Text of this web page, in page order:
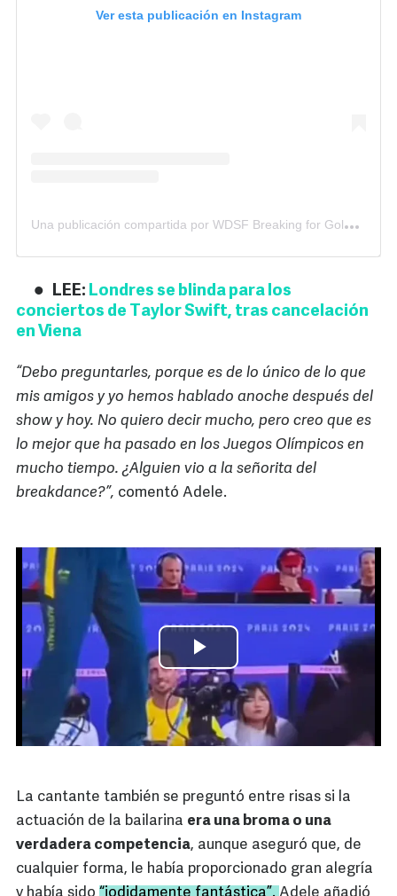
Ver esta publicación en Instagram
U
na publicación compartida por WDSF Breaking for Gold (@_breakingforgold)
LEE: Londres se blinda para los
conciertos de Taylor Swift, tras cancelación
en Viena
“Debo preguntarles, porque es de lo único de lo que
mis amigos y yo hemos hablado anoche después del
show y hoy. No quiero decir mucho, pero creo que es
lo mejor que ha pasado en los Juegos Olímpicos en
mucho tiempo. ¿Alguien vio a la señorita del
breakdance?”, comentó Adele.
La cantante también se preguntó entre risas si la
actuación de la bailarina era una broma o una
verdadera competencia, aunque aseguró que, de
cualquier forma, le había proporcionado gran alegría
y había sido “jodidamente fantástica”. Adele añadió